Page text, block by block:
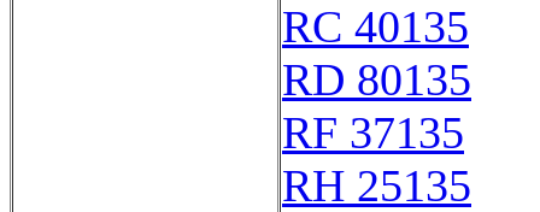
RC 40135
RD 80135
RF 37135
RH 25135